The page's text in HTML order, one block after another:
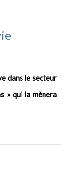
dans le secteur
» qui la mènera